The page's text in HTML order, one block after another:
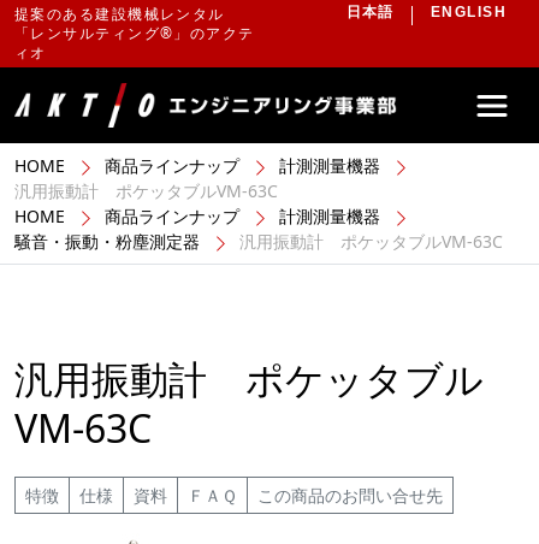
提案のある建設機械レンタル
「レンサルティング®」のアクテ
ィオ
日本語 ENGLISH
HOME 商品ラインナップ
計測測量機器
汎用振動計 ポケッタブルVM-63C
HOME
商品ラインナップ
計測測量機器
騒音・振動・粉塵測定器
汎用振動計 ポケッタブルVM-63C
汎用振動計 ポケッタブル
VM-63C
特徴 仕様 資料 ＦＡＱ この商品のお問い合せ先